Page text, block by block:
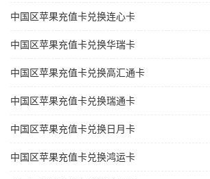
中国区苹果充值卡兑换连心卡
中国区苹果充值卡兑换华瑞卡
中国区苹果充值卡兑换高汇通卡
中国区苹果充值卡兑换瑞通卡
中国区苹果充值卡兑换日月卡
中国区苹果充值卡兑换鸿运卡